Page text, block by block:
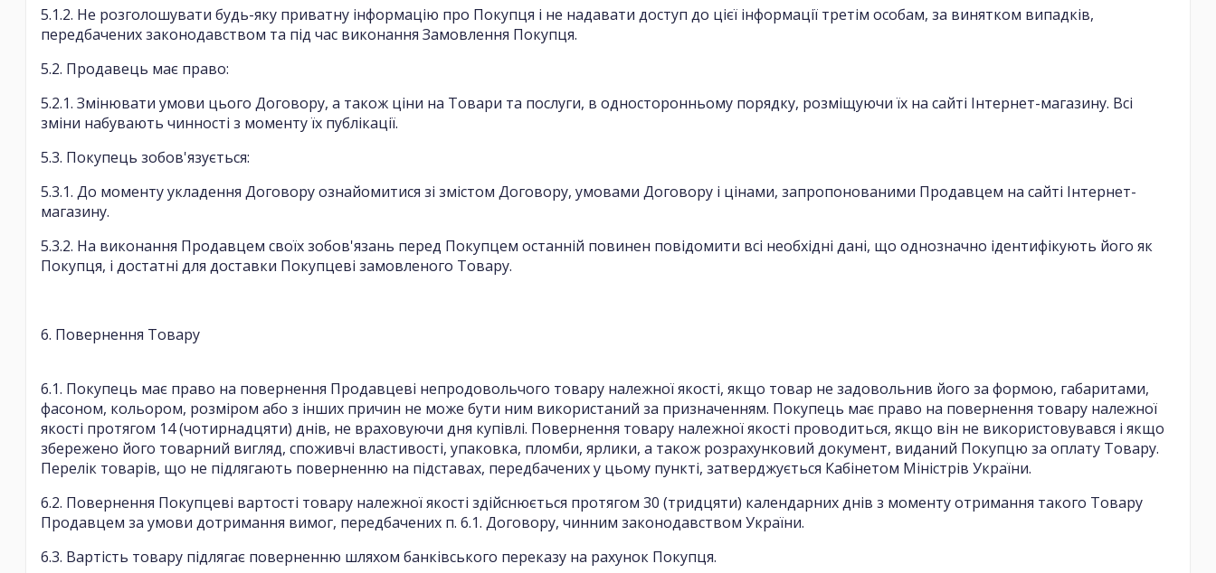
5.1.2. Не розголошувати будь-яку приватну інформацію про Покупця і не надавати доступ до цієї інформації третім особам, за винятком випадків,
передбачених законодавством та під час виконання Замовлення Покупця.
5.2. Продавець має право:
5.2.1. Змінювати умови цього Договору, а також ціни на Товари та послуги, в односторонньому порядку, розміщуючи їх на сайті Інтернет-магазину. Всі
зміни набувають чинності з моменту їх публікації.
5.3. Покупець зобов'язується:
5.3.1. До моменту укладення Договору ознайомитися зі змістом Договору, умовами Договору і цінами, запропонованими Продавцем на сайті Інтернет-
магазину.
5.3.2. На виконання Продавцем своїх зобов'язань перед Покупцем останній повинен повідомити всі необхідні дані, що однозначно ідентифікують його як
Покупця, і достатні для доставки Покупцеві замовленого Товару.
6. Повернення Товару
6.1. Покупець має право на повернення Продавцеві непродовольчого товару належної якості, якщо товар не задовольнив його за формою, габаритами,
фасоном, кольором, розміром або з інших причин не може бути ним використаний за призначенням. Покупець має право на повернення товару належної
якості протягом 14 (чотирнадцяти) днів, не враховуючи дня купівлі. Повернення товару належної якості проводиться, якщо він не використовувався і якщо
збережено його товарний вигляд, споживчі властивості, упаковка, пломби, ярлики, а також розрахунковий документ, виданий Покупцю за оплату Товару.
Перелік товарів, що не підлягають поверненню на підставах, передбачених у цьому пункті, затверджується Кабінетом Міністрів України.
6.2. Повернення Покупцеві вартості товару належної якості здійснюється протягом 30 (тридцяти) календарних днів з моменту отримання такого Товару
Продавцем за умови дотримання вимог, передбачених п. 6.1. Договору, чинним законодавством України.
6.3. Вартість товару підлягає поверненню шляхом банківського переказу на рахунок Покупця.